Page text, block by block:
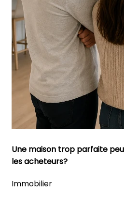
Une maison trop parfaite
les acheteurs?
Immobilier